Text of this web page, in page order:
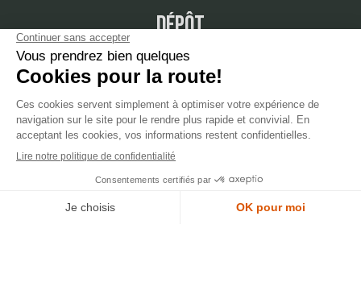
dépôt
LYON
388 Av. Charles de Gaulle, 69200 Vénissieux
© 2007-2025 Silverstone Motor